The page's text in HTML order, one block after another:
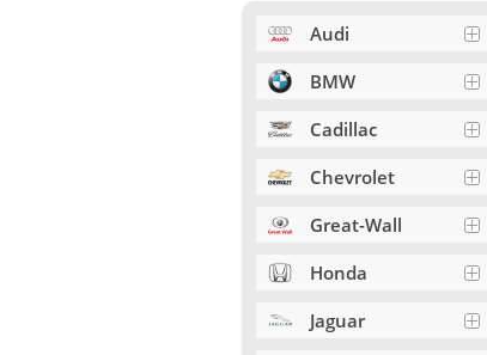
Audi
BMW
Cadillac
Chevrolet
Great-Wall
Honda
Jaguar